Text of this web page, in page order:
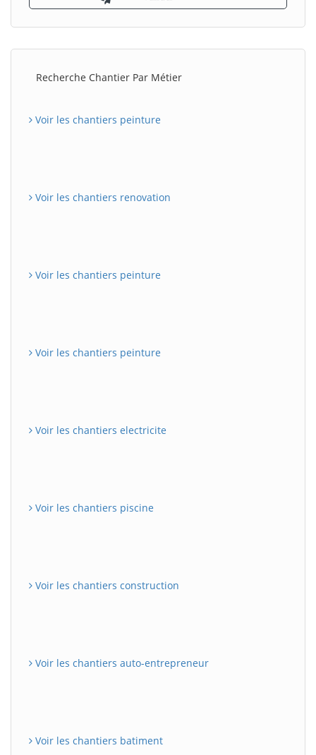
Recherche Chantier Par Métier
Voir les chantiers peinture
Voir les chantiers renovation
Voir les chantiers peinture
Voir les chantiers peinture
Voir les chantiers electricite
Voir les chantiers piscine
Voir les chantiers construction
Voir les chantiers auto-entrepreneur
Voir les chantiers batiment